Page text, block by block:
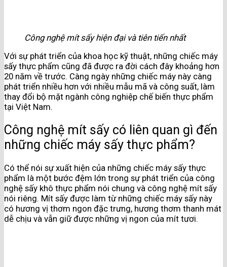
Công nghệ mít sấy hiện đại và tiên tiến nhất
Với sự phát triển của khoa học kỹ thuật, những chiếc máy
sấy thực phẩm cũng đã được ra đời cách đây khoảng hơn
20 năm về trước. Càng ngày những chiếc máy này càng
phát triển nhiều hơn với nhiều mẫu mã và công suất, làm
thay đổi bộ mặt ngành công nghiệp chế biến thực phẩm
tại Việt Nam.
Công nghệ mít sấy có liên quan gì đến
những chiếc máy sấy thực phẩm?
Có thể nói sự xuất hiện của những chiếc máy sấy thực
phẩm là một bước đệm lớn trong sự phát triển của công
nghệ sấy khô thực phẩm nói chung và công nghệ mít sấy
nói riêng. Mít sấy được làm từ những chiếc máy sấy này
có hương vị thơm ngon đặc trưng, hương thơm thanh mát
dễ chịu và vẫn giữ được những vị ngon của mít tươi.